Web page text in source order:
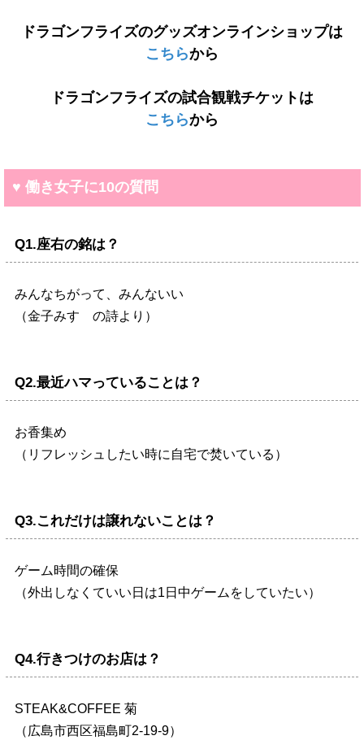
ドラゴンフライズのグッズオンラインショップは
こちらから
ドラゴンフライズの試合観戦チケットは
こちらから
♥ 働き女子に10の質問
Q1.座右の銘は？
みんなちがって、みんないい
（金子みすゞの詩より）
Q2.最近ハマっていることは？
お香集め
（リフレッシュしたい時に自宅で焚いている）
Q3.これだけは譲れないことは？
ゲーム時間の確保
（外出しなくていい日は1日中ゲームをしていたい）
Q4.行きつけのお店は？
STEAK&COFFEE 菊
（広島市西区福島町2-19-9）